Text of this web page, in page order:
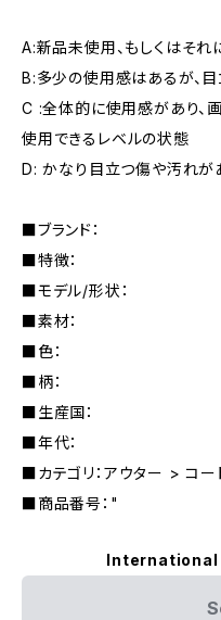
A:新品未使用、もしくはそれ
B:多少の使用感はあるが、
C :全体的に使用感があり、
使用できるレベルの状態
D: かなり目立つ傷や汚れが
■ブランド：
■特徴：
■モデル/形状：
■素材：
■色：
■柄：
■生産国：
■年代：
■カテゴリ：アウター > コー
■商品番号："
International